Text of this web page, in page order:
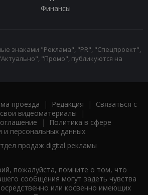
Финансы
знаками "Реклама", "PR", "Спецпроект",
"Промо", публикуются на
проезда | Редакция | Связаться с
видеоматериалы |
|
Политика в сфере
и персональных данных
продаж digital рекламы
пожалуйста, помните о том, что
сообщения могут задеть чувства
или косвенно имеющих